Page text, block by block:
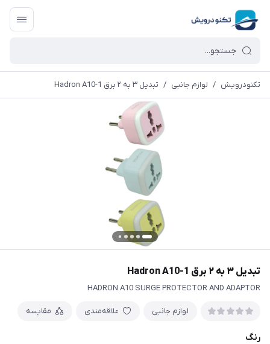
تکنودرویش / لوازم جانبی / تبدیل ۳ به ۲ برق Hadron A10-1
تبدیل ۳ به ۲ برق Hadron A10-1
HADRON A10 SURGE PROTECTOR AND ADAPTOR
لوازم جانبی علاقه‌مندی مقایسه
رنگ